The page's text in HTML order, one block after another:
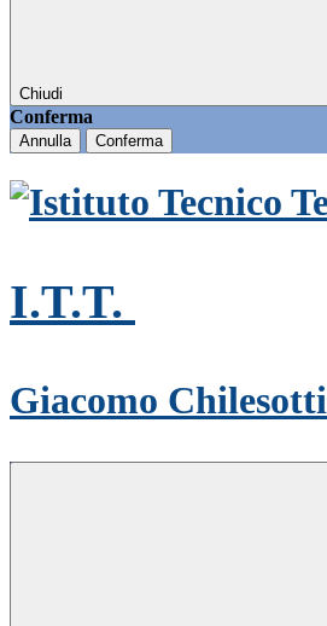
Chiudi
Conferma
Annulla Conferma
I.T.T.
Giacomo Chilesotti